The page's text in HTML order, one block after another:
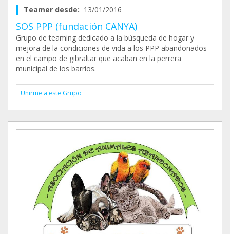
Teamer desde: 13/01/2016
SOS PPP (fundación CANYA)
Grupo de teaming dedicado a la búsqueda de hogar y
mejora de la condiciones de vida a los PPP abandonados
en el campo de gibraltar que acaban en la perrera
municipal de los barrios.
Unirme a este Grupo